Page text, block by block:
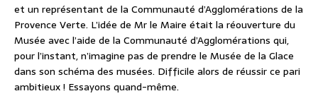
et un représentant de la Communauté d’Agglomérations de la
Provence Verte. L’idée de Mr le Maire était la réouverture du
Musée avec l’aide de la Communauté d’Agglomérations qui,
pour l’instant, n’imagine pas de prendre le Musée de la Glace
dans son schéma des musées. Difficile alors de réussir ce pari
ambitieux ! Essayons quand-même.